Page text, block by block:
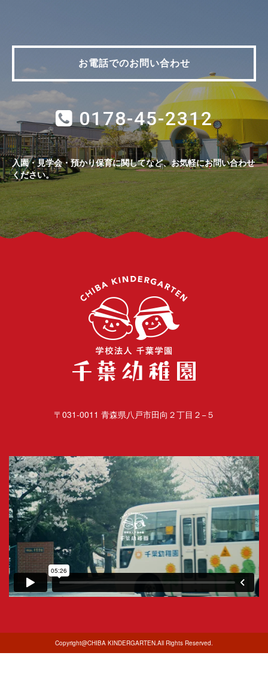
お電話でのお問い合わせ
0178-45-2312
入園・見学会・預かり保育に関してなど、お気軽にお問い合わせ
ください。
〒031-0011 青森県八戸市田向２丁目２−５
Copyright@CHIBA KINDERGARTEN.All Rights Reserved.